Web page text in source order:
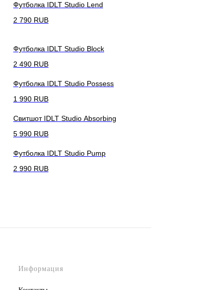
Футболка IDLT Studio Lend
2 790 RUB
Футболка IDLT Studio Block
2 490 RUB
Футболка IDLT Studio Possess
1 990 RUB
Свитшот IDLT Studio Absorbing
5 990 RUB
Футболка IDLT Studio Pump
2 990 RUB
Информация